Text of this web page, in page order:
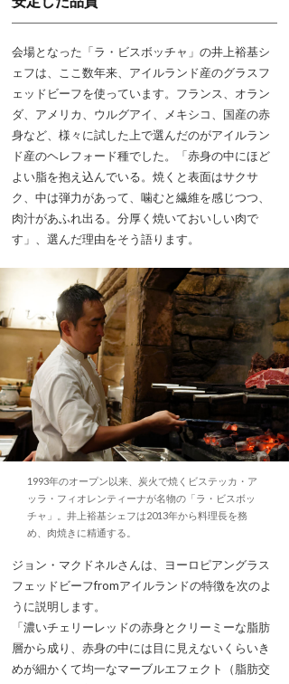
会場となった「ラ・ビスボッチャ」の井上裕基シ
ェフは、ここ数年来、アイルランド産のグラスフ
ェッドビーフを使っています。フランス、オラン
ダ、アメリカ、ウルグアイ、メキシコ、国産の赤
身など、様々に試した上で選んだのがアイルラン
ド産のヘレフォード種でした。「赤身の中にほど
よい脂を抱え込んでいる。焼くと表面はサクサ
ク、中は弾力があって、噛むと繊維を感じつつ、
肉汁があふれ出る。分厚く焼いておいしい肉で
す」、選んだ理由をそう語ります。
1993年のオープン以来、炭火で焼くビステッカ・ア
ッラ・フィオレンティーナが名物の「ラ・ビスボッ
チャ」。井上裕基シェフは2013年から料理長を務
め、肉焼きに精通する。
ジョン・マクドネルさんは、ヨーロピアングラス
フェッドビーフfromアイルランドの特徴を次のよ
うに説明します。
「濃いチェリーレッドの赤身とクリーミーな脂肪
層から成り、赤身の中には目に見えないくらいき
めが細かくて均一なマーブルエフェクト（脂肪交